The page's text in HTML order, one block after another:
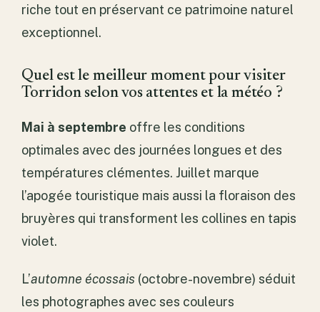
riche tout en préservant ce patrimoine naturel
exceptionnel.
Quel est le meilleur moment pour visiter
Torridon selon vos attentes et la météo ?
Mai à septembre offre les conditions
optimales avec des journées longues et des
températures clémentes. Juillet marque
l’apogée touristique mais aussi la floraison des
bruyères qui transforment les collines en tapis
violet.
L’automne écossais (octobre-novembre) séduit
les photographes avec ses couleurs